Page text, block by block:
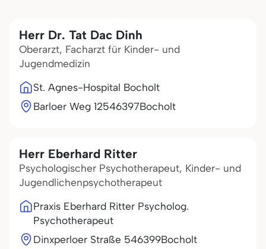
Herr Dr. Tat Dac Dinh
Oberarzt, Facharzt für Kinder- und
Jugendmedizin
St. Agnes-Hospital Bocholt
Barloer Weg 12546397Bocholt
Herr Eberhard Ritter
Psychologischer Psychotherapeut, Kinder- und
Jugendlichenpsychotherapeut
Praxis Eberhard Ritter Psycholog.
Psychotherapeut
Dinxperloer Straße 546399Bocholt